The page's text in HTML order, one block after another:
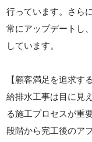
行っています。さら
常にアップデートし
しています。
【顧客満足を追求す
給排水工事は目に見
る施工プロセスが重
段階から完工後のア